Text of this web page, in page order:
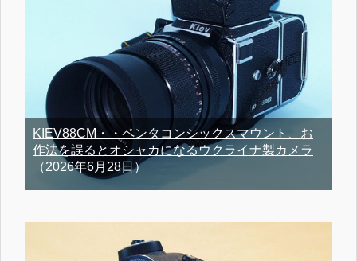
KIEV88CM・・ペンタコンシックスマウント、お
作法を誤るとオシャカになるウクライナ製カメラ
（2026年6月28日）